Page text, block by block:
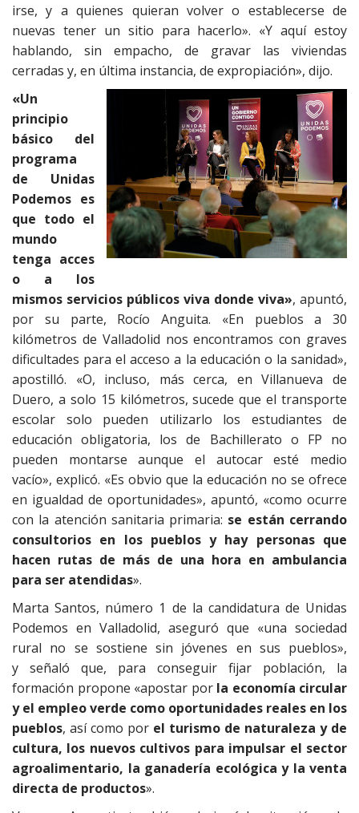
irse, y a quienes quieran volver o establecerse de
nuevas tener un sitio para hacerlo». «Y aquí estoy
hablando, sin empacho, de gravar las viviendas
cerradas y, en última instancia, de expropiación», dijo.
«Un
principio
básico del
programa
de Unidas
Podemos es
que todo el
mundo
tenga acces
o a los
mismos servicios públicos viva donde viva», apuntó,
por su parte, Rocío Anguita. «En pueblos a 30
kilómetros de Valladolid nos encontramos con graves
dificultades para el acceso a la educación o la sanidad»,
apostilló. «O, incluso, más cerca, en Villanueva de
Duero, a solo 15 kilómetros, sucede que el transporte
escolar solo pueden utilizarlo los estudiantes de
educación obligatoria, los de Bachillerato o FP no
pueden montarse aunque el autocar esté medio
vacío», explicó. «Es obvio que la educación no se ofrece
en igualdad de oportunidades», apuntó, «como ocurre
con la atención sanitaria primaria: se están cerrando
consultorios en los pueblos y hay personas que
hacen rutas de más de una hora en ambulancia
para ser atendidas».
Marta Santos, número 1 de la candidatura de Unidas
Podemos en Valladolid, aseguró que «una sociedad
rural no se sostiene sin jóvenes en sus pueblos»,
y señaló que, para conseguir fijar población, la
formación propone «apostar por la economía circular
y el empleo verde como oportunidades reales en los
pueblos, así como por el turismo de naturaleza y de
cultura, los nuevos cultivos para impulsar el sector
agroalimentario, la ganadería ecológica y la venta
directa de productos».